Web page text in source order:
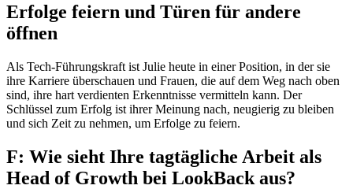
Erfolge feiern und Türen für andere
öffnen
Als Tech-Führungskraft ist Julie heute in einer Position, in der sie
ihre Karriere überschauen und Frauen, die auf dem Weg nach oben
sind, ihre hart verdienten Erkenntnisse vermitteln kann. Der
Schlüssel zum Erfolg ist ihrer Meinung nach, neugierig zu bleiben
und sich Zeit zu nehmen, um Erfolge zu feiern.
F: Wie sieht Ihre tagtägliche Arbeit als
Head of Growth bei LookBack aus?